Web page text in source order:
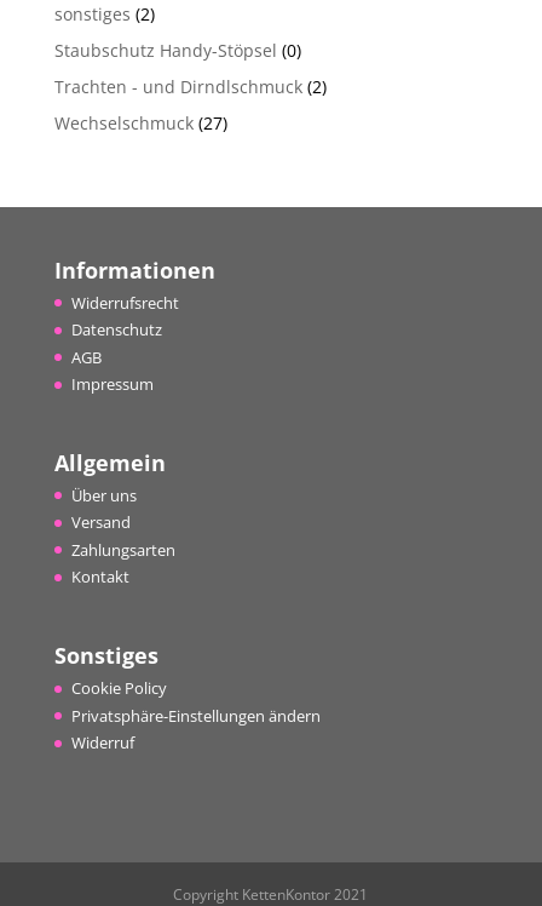
sonstiges (2)
Staubschutz Handy-Stöpsel (0)
Trachten - und Dirndlschmuck (2)
Wechselschmuck (27)
Informationen
Widerrufsrecht
Datenschutz
AGB
Impressum
Allgemein
Über uns
Versand
Zahlungsarten
Kontakt
Sonstiges
Cookie Policy
Privatsphäre-Einstellungen ändern
Widerruf
Copyright KettenKontor 2021